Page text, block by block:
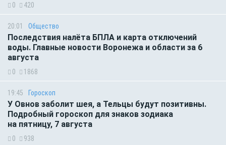
0 420
20:01 Общество
Последствия налёта БПЛА и карта отключений
воды. Главные новости Воронежа и области за 6
августа
0 1868
19:45 Гороскоп
У Овнов заболит шея, а Тельцы будут позитивны.
Подробный гороскоп для знаков зодиака
на пятницу, 7 августа
0 938